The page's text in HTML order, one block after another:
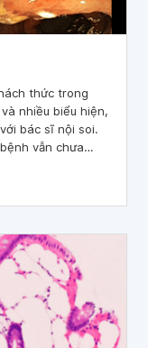
thức trong
nhiều biểu hiện,
bác sĩ nội soi.
vẫn chưa